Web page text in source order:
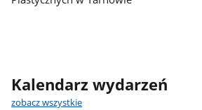
Kalendarz wydarzeń
zobacz wszystkie